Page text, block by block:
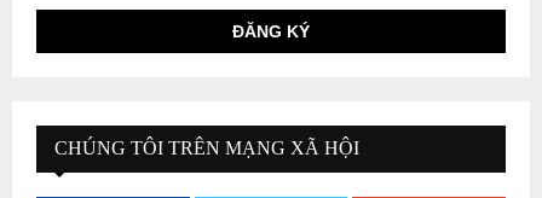
CHÚNG TÔI TRÊN MẠNG XÃ HỘI